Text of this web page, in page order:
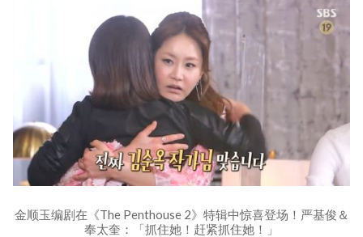
金顺玉编剧在《The Penthouse 2》特辑中惊喜登场！严基俊＆
奉太奎：「抓住她！赶紧抓住她！」